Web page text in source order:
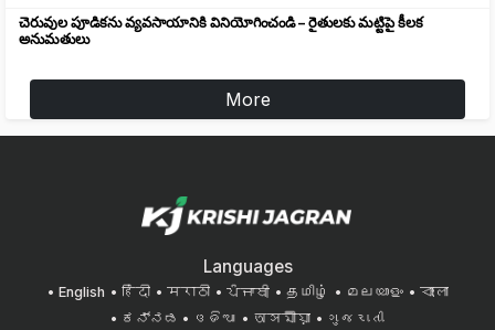
చెరువుల పూడికను వ్యవసాయానికి వినియోగించండి – రైతులకు మట్టిపై కీలక
అనుమతులు
More
Languages
English हिंदी मराठी ਪੰਜਾਬੀ தமிழ் മലയാളം
বাংলা
ಕನ್ನಡ
ଓଡିଆ অসমীয়া ગુજરાતી